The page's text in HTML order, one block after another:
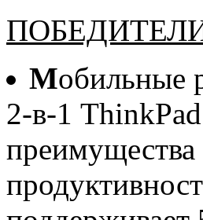
Мобильные
2-в-1
преимущества